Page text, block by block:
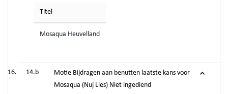
Titel
Mosaqua Heuvelland
14.b
Motie Bijdragen aan benutten laatste kans voor
Mosaqua (Nuj Lies) Niet ingediend